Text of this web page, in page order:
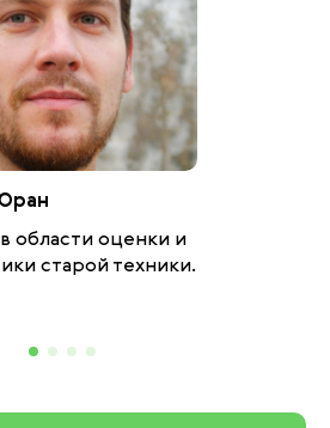
области оценки и
старой техники.